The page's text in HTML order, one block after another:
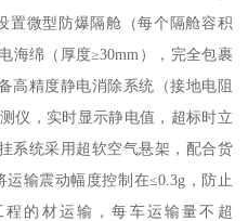
置微型防爆隔舱（每个隔舱容积
海绵（厚度≥30mm），完全包裹
高精度静电消除系统（接地电阻
仪，实时显示静电值，超标时立
系统采用超软空气悬架，配合货
输震动幅度控制在≤0.3g，防止
的材运输，每车运输量不超